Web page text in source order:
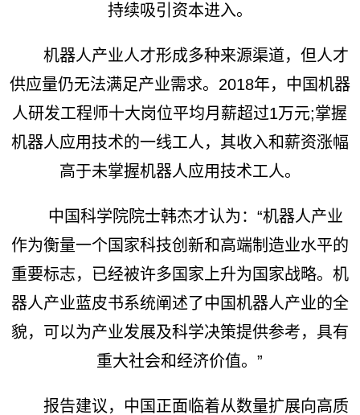
持续吸引资本进入。
机器人产业人才形成多种来源渠道，但人才
供应量仍无法满足产业需求。2018年，中国机器
人研发工程师十大岗位平均月薪超过1万元;掌握
机器人应用技术的一线工人，其收入和薪资涨幅
高于未掌握机器人应用技术工人。
中国科学院院士韩杰才认为：“机器人产业
作为衡量一个国家科技创新和高端制造业水平的
重要标志，已经被许多国家上升为国家战略。机
器人产业蓝皮书系统阐述了中国机器人产业的全
貌，可以为产业发展及科学决策提供参考，具有
重大社会和经济价值。”
报告建议，中国正面临着从数量扩展向高质